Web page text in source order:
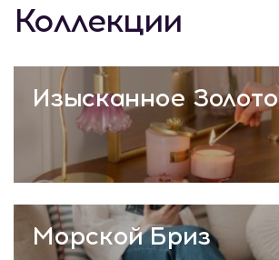
Коллекции
Изысканное Золото
Морской Бриз